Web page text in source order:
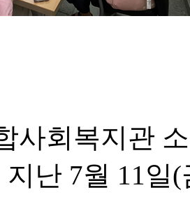
사회복지관
난 7월 11일